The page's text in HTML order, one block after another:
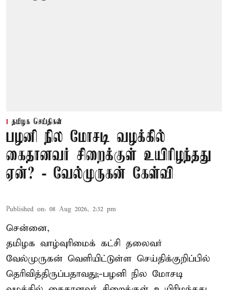
தமிழக செய்திகள்
பழனி நில மோசடி வழக்கில்
கைதானவர் சிறைக்குள் உயிரிழந்தது
ஏன்? - வேல்முருகன் கேள்வி
Published on: 08 Aug 2026, 2:32 pm
சென்னை,
தமிழக வாழ்வுரிமைக் கட்சி தலைவர்
வேல்முருகன் வெளியிட்டுள்ள செய்திக்குறிப்பில்
தெரிவித்திருப்பதாவது;-பழனி நில மோசடி